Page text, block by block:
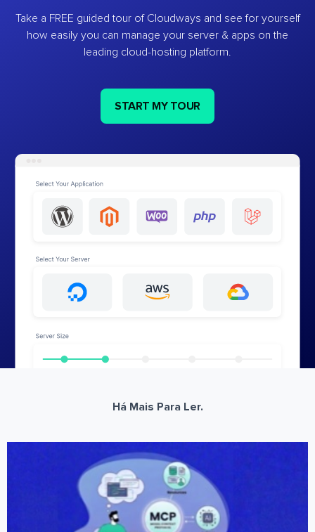
Take a FREE guided tour of Cloudways and see for yourself
how easily you can manage your server & apps on the
leading cloud-hosting platform.
START MY TOUR
Há Mais Para Ler.